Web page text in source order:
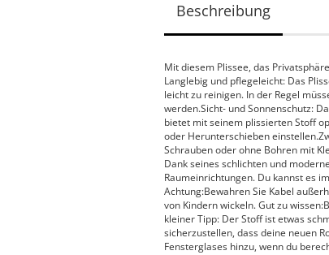
Beschreibung
Mit diesem Plissee, das
Langlebig und pflegeleicht: Das
leicht zu reinigen. In der Regel
werden.Sicht- und Sonnenschutz:
bietet mit seinem plissierten Stoff
oder Herunterschieben
Schrauben oder ohne Bohren mit
Dank seines schlichten und
Raumeinrichtungen. Du kannst es
Achtung:Bewahren Sie Kabel
von Kindern wickeln. Gut zu
kleiner Tipp: Der Stoff ist etwas
sicherzustellen, dass deine neuen
Fensterglases hinzu, wenn du